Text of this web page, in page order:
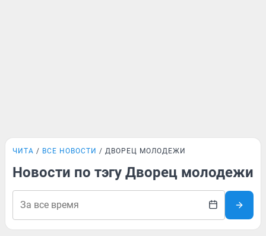
ЧИТА ВСЕ НОВОСТИ ДВОРЕЦ МОЛОДЕЖИ
Новости по тэгу Дворец молодежи